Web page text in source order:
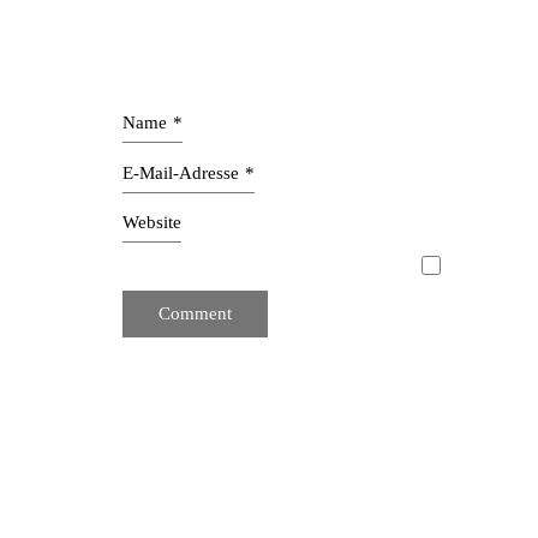
Name *
E-Mail-Adresse *
Website
Mit unserer Innenarchitektur schaffen wir
Interior Design zeichnet sich durch schlichte Klarheit
aus Designern und Innenarchitekten. Wir